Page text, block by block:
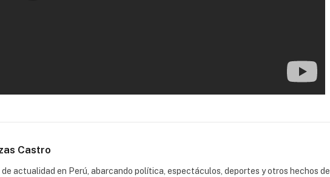
Castro
de actualidad en Perú, abarcando política, espectáculos, deportes y otros hechos de